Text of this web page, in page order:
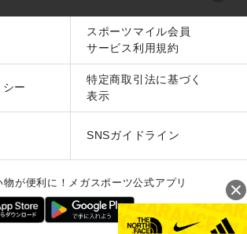
スポーツマイル会員
サービス利用規約
ー
特定商取引法に基づく
表示
SNSガイドライン
物が便利に！メガスポーツ公式アプリ